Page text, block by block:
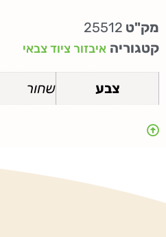
מק"ט 25512
קטגוריה איבזור ציוד צבאי
צבע שחור